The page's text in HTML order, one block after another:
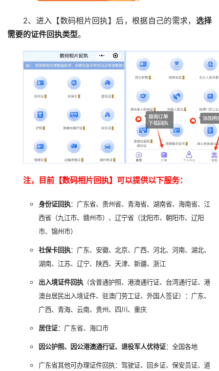
2、进入【数码相片回执】后，根据自己的需求， 选择
需要的证件回执类型。
注，目前【数码相片回执】可以提供以下服务：
身份证回执：广东省、贵州省、青海省、湖南省、海南省、江
西省（九江市、赣州市）、辽宁省（沈阳市、朝阳市、辽阳
市、锦州市）
社保卡回执：广东、安徽、北京、广西、河北、河南、湖北、
湖南、江苏、辽宁、陕西、天津、新疆、浙江
出入境证件回执（含普通护照、港澳通行证、台湾通行证、港
澳台居民出入境证件、驻澳门劳工证、外国人签证）：广东、
广西、青海、云南、贵州、四川、重庆
居住证：广东省、海口市
因公护照、因公港澳通行证、退役军人优待证：全国各地
广东省其他可办理证件回执：驾驶证、回乡证、保安员证、道